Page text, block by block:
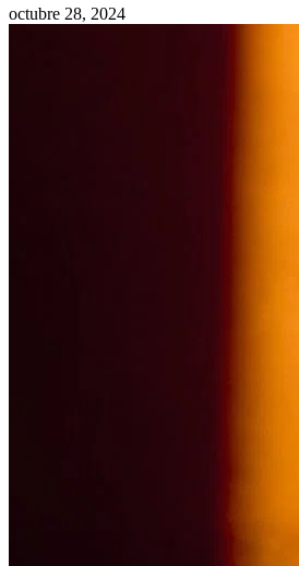
octubre 28, 2024